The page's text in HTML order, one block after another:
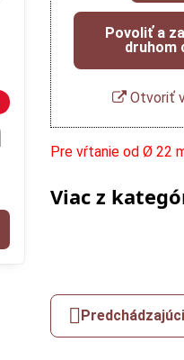
Povoliť a
druhom
Otvoriť
Pre vŕtanie od Ø 22
Viac z